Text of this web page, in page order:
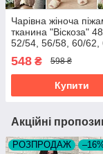
Чарівна жіноча
тканина "Віскоза"
52/54, 56/58, 60/62,
548 ₴ 598 ₴
Купити
Акційні
РОЗПРОДАЖ